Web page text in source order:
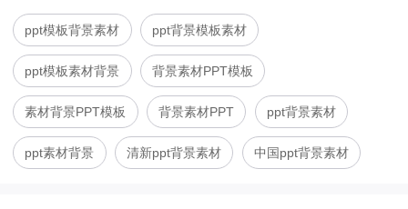
ppt模板背景素材 ppt背景模板素材
ppt模板素材背景 背景素材PPT模板
素材背景PPT模板 背景素材PPT ppt背景素材
ppt素材背景 清新ppt背景素材 中国ppt背景素材